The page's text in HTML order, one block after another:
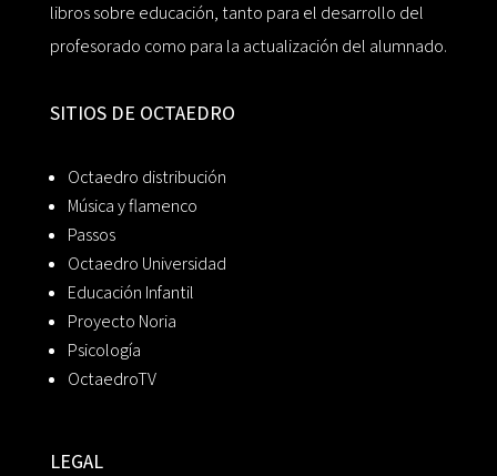
libros sobre educación, tanto para el desarrollo del
profesorado como para la actualización del alumnado.
SITIOS DE OCTAEDRO
Octaedro distribución
Música y flamenco
Passos
Octaedro Universidad
Educación Infantil
Proyecto Noria
Psicología
OctaedroTV
LEGAL